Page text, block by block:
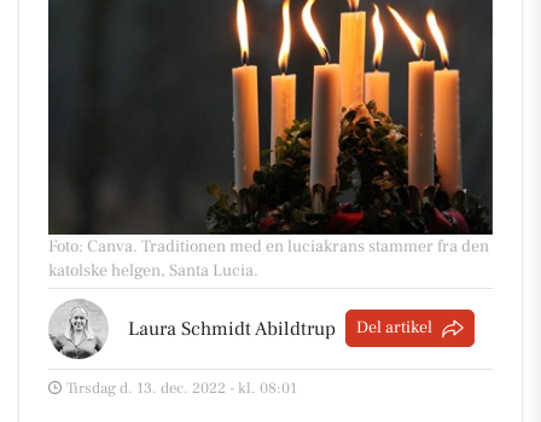
Foto: Canva. Traditionen med en luciakrans stammer fra den
katolske helgen, Santa Lucia.
Laura Schmidt Abildtrup Del artikel
Tirsdag d. 13. dec. 2022 - kl. 08:01